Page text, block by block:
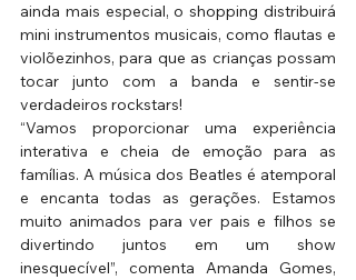
ainda mais especial, o shopping distribuirá
mini instrumentos musicais, como flautas e
violõezinhos, para que as crianças possam
tocar junto com a banda e sentir-se
verdadeiros rockstars!
“Vamos proporcionar uma experiência
interativa e cheia de emoção para as
famílias. A música dos Beatles é atemporal
e encanta todas as gerações. Estamos
muito animados para ver pais e filhos se
divertindo juntos em um show
inesquecível”, comenta Amanda Gomes,